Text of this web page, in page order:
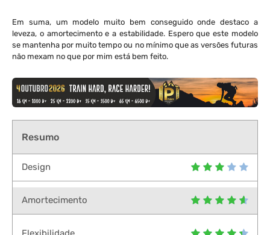
Em suma, um modelo muito bem conseguido onde destaco a
leveza, o amortecimento e a estabilidade. Espero que este modelo
se mantenha por muito tempo ou no mínimo que as versões futuras
não mexam no que por mim está bem feito.
Resumo
Design
Amortecimento